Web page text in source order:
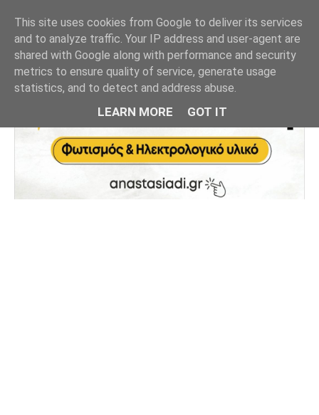
This site uses cookies from Google to deliver its services
and to analyze traffic. Your IP address and user-agent are
shared with Google along with performance and security
metrics to ensure quality of service, generate usage
statistics, and to detect and address abuse.
LEARN MORE GOT IT